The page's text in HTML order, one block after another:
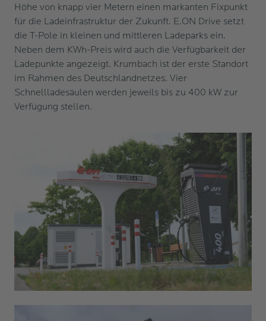
Höhe von knapp vier Metern einen markanten Fixpunkt
für die Ladeinfrastruktur der Zukunft. E.ON Drive setzt
die T-Pole in kleinen und mittleren Ladeparks ein.
Neben dem KWh-Preis wird auch die Verfügbarkeit der
Ladepunkte angezeigt. Krumbach ist der erste Standort
im Rahmen des Deutschlandnetzes. Vier
Schnellladesäulen werden jeweils bis zu 400 kW zur
Verfügung stellen.